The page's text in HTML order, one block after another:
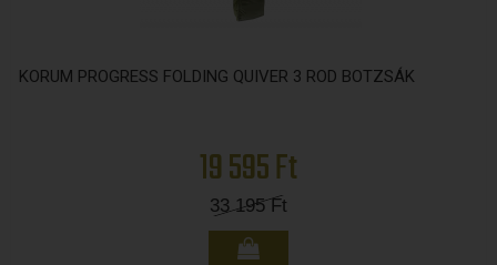
KORUM PROGRESS FOLDING QUIVER 3 ROD BOTZSÁK
19 595 Ft
33 195Ft